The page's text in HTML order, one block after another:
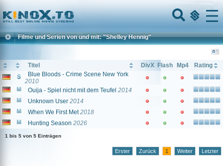
Home
Menu
Filme und Serien von und mit: "Shelley Hennig"
Titel DivX Flash Mp4
Rating
Blue Bloods - Crime Scene New York
2010
Ouija - Spiel nicht mit dem Teufel 2014
Unknown User 2014
When We First Met 2018
Hunting Season 2026
1 bis 5 von 5 Einträgen
Erster Zurück 1 Weiter Letzter